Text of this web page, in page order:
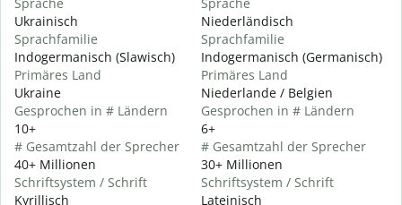
Ukrainisch
Sprachfamilie
Indogermanisch (Slawisch)
Primäres Land
Ukraine
Gesprochen in # Ländern
10+
# Gesamtzahl der Sprecher
40+ Millionen
Schriftsystem / Schrift
Kyrillisch
Niederländisch
Sprachfamilie
Indogermanisch (Germanisch)
Primäres Land
Niederlande / Belgien
Gesprochen in # Ländern
6+
# Gesamtzahl der Sprecher
30+ Millionen
Schriftsystem / Schrift
Lateinisch